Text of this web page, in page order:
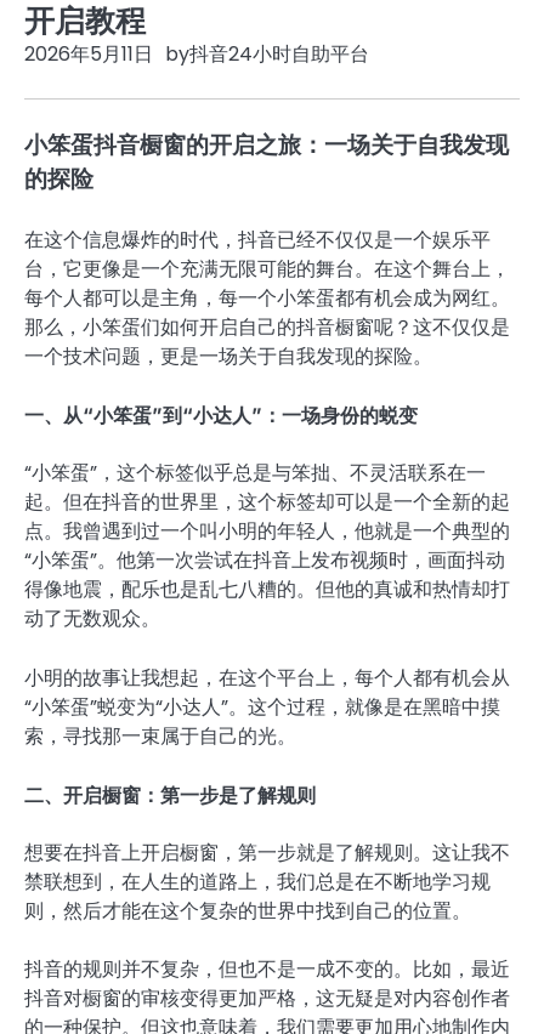
开启教程
2026年5月11日 by抖音24小时自助平台
小笨蛋抖音橱窗的开启之旅：一场关于自我发现
的探险
在这个信息爆炸的时代，抖音已经不仅仅是一个娱乐平
台，它更像是一个充满无限可能的舞台。在这个舞台上，
每个人都可以是主角，每一个小笨蛋都有机会成为网红。
那么，小笨蛋们如何开启自己的抖音橱窗呢？这不仅仅是
一个技术问题，更是一场关于自我发现的探险。
一、从“小笨蛋”到“小达人”：一场身份的蜕变
“小笨蛋”，这个标签似乎总是与笨拙、不灵活联系在一
起。但在抖音的世界里，这个标签却可以是一个全新的起
点。我曾遇到过一个叫小明的年轻人，他就是一个典型的
“小笨蛋”。他第一次尝试在抖音上发布视频时，画面抖动
得像地震，配乐也是乱七八糟的。但他的真诚和热情却打
动了无数观众。
小明的故事让我想起，在这个平台上，每个人都有机会从
“小笨蛋”蜕变为“小达人”。这个过程，就像是在黑暗中摸
索，寻找那一束属于自己的光。
二、开启橱窗：第一步是了解规则
想要在抖音上开启橱窗，第一步就是了解规则。这让我不
禁联想到，在人生的道路上，我们总是在不断地学习规
则，然后才能在这个复杂的世界中找到自己的位置。
抖音的规则并不复杂，但也不是一成不变的。比如，最近
抖音对橱窗的审核变得更加严格，这无疑是对内容创作者
的一种保护。但这也意味着，我们需要更加用心地制作内